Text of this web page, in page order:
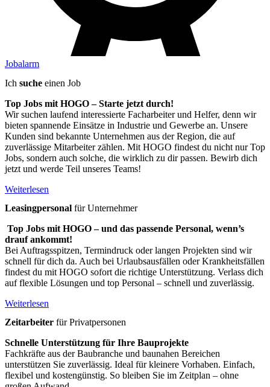
Jobalarm
Ich suche einen Job
Top Jobs mit HOGO – Starte jetzt durch!
Wir suchen laufend interessierte Facharbeiter und Helfer, denn wir
bieten spannende Einsätze in Industrie und Gewerbe an. Unsere
Kunden sind bekannte Unternehmen aus der Region, die auf
zuverlässige Mitarbeiter zählen. Mit HOGO findest du nicht nur Top
Jobs, sondern auch solche, die wirklich zu dir passen. Bewirb dich
jetzt und werde Teil unseres Teams!
Weiterlesen
Leasingpersonal für Unternehmer
Top Jobs mit HOGO – und das passende Personal, wenn’s
drauf ankommt!
Bei Auftragsspitzen, Termindruck oder langen Projekten sind wir
schnell für dich da. Auch bei Urlaubsausfällen oder Krankheitsfällen
findest du mit HOGO sofort die richtige Unterstützung. Verlass dich
auf flexible Lösungen und top Personal – schnell und zuverlässig.
Weiterlesen
Zeitarbeiter für Privatpersonen
Schnelle Unterstützung für Ihre Bauprojekte
Fachkräfte aus der Baubranche und baunahen Bereichen
unterstützen Sie zuverlässig. Ideal für kleinere Vorhaben. Einfach,
flexibel und kostengünstig. So bleiben Sie im Zeitplan – ohne